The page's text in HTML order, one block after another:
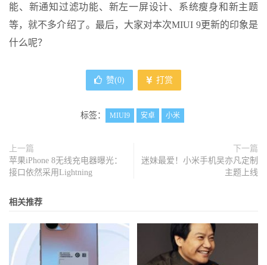
能、新通知过滤功能、新左一屏设计、系统瘦身和新主题
等，就不多介绍了。最后，大家对本次MIUI 9更新的印象是
什么呢？
赞(0) 打赏
标签： MIUI9 安卓 小米
上一篇
苹果iPhone 8无线充电器曝光：
接口依然采用Lightning
下一篇
迷妹最爱！小米手机吴亦凡定制
主题上线
相关推荐